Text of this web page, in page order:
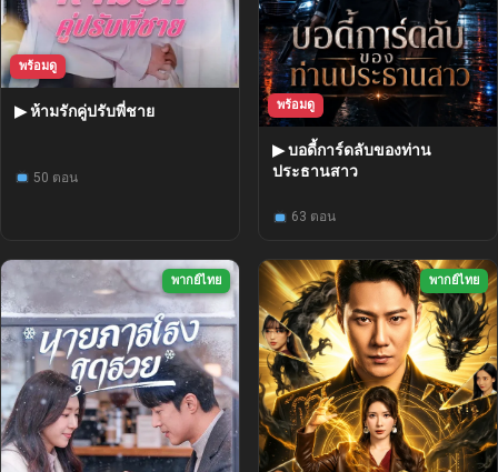
พร้อมดู
▶ ห้ามรักคู่ปรับพี่ชาย
50 ตอน
พร้อมดู
▶ บอดี้การ์ดลับของท่าน
ประธานสาว
63 ตอน
พากย์ไทย พากย์ไทย